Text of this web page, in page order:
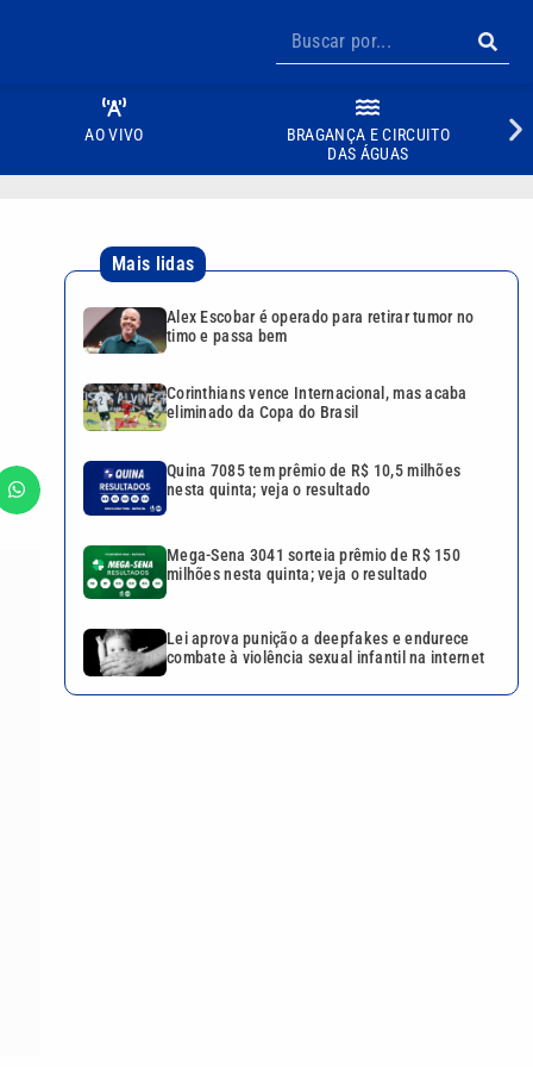
AO VIVO
BRAGANÇA E CIRCUITO
DAS ÁGUAS
Mais lidas
Alex Escobar é operado para retirar tumor no
timo e passa bem
Corinthians vence Internacional, mas acaba
eliminado da Copa do Brasil
Quina 7085 tem prêmio de R$ 10,5 milhões
nesta quinta; veja o resultado
Mega-Sena 3041 sorteia prêmio de R$ 150
milhões nesta quinta; veja o resultado
Lei aprova punição a deepfakes e endurece
combate à violência sexual infantil na internet